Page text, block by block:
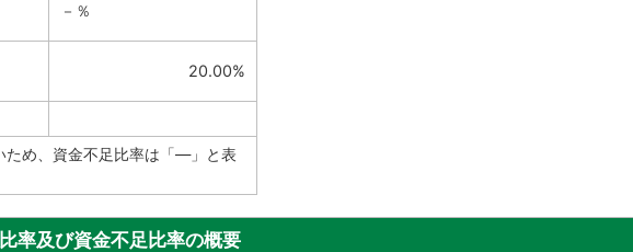
－％
20.00%
ため、資金不足比率は「—」と表
率及び資金不足比率の概要